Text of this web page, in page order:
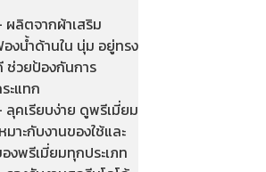
ผลิตจากผ้าเสริม
งน้ำด้านใน นุ่ม อยู่ทรง
ช่วยป้องกันการ
ะแทก
ลุคเรียบง่าย ดูพรีเมี่ยม
มาะกับงานของใช้และ
งพรีเมี่ยมทุกประเภท